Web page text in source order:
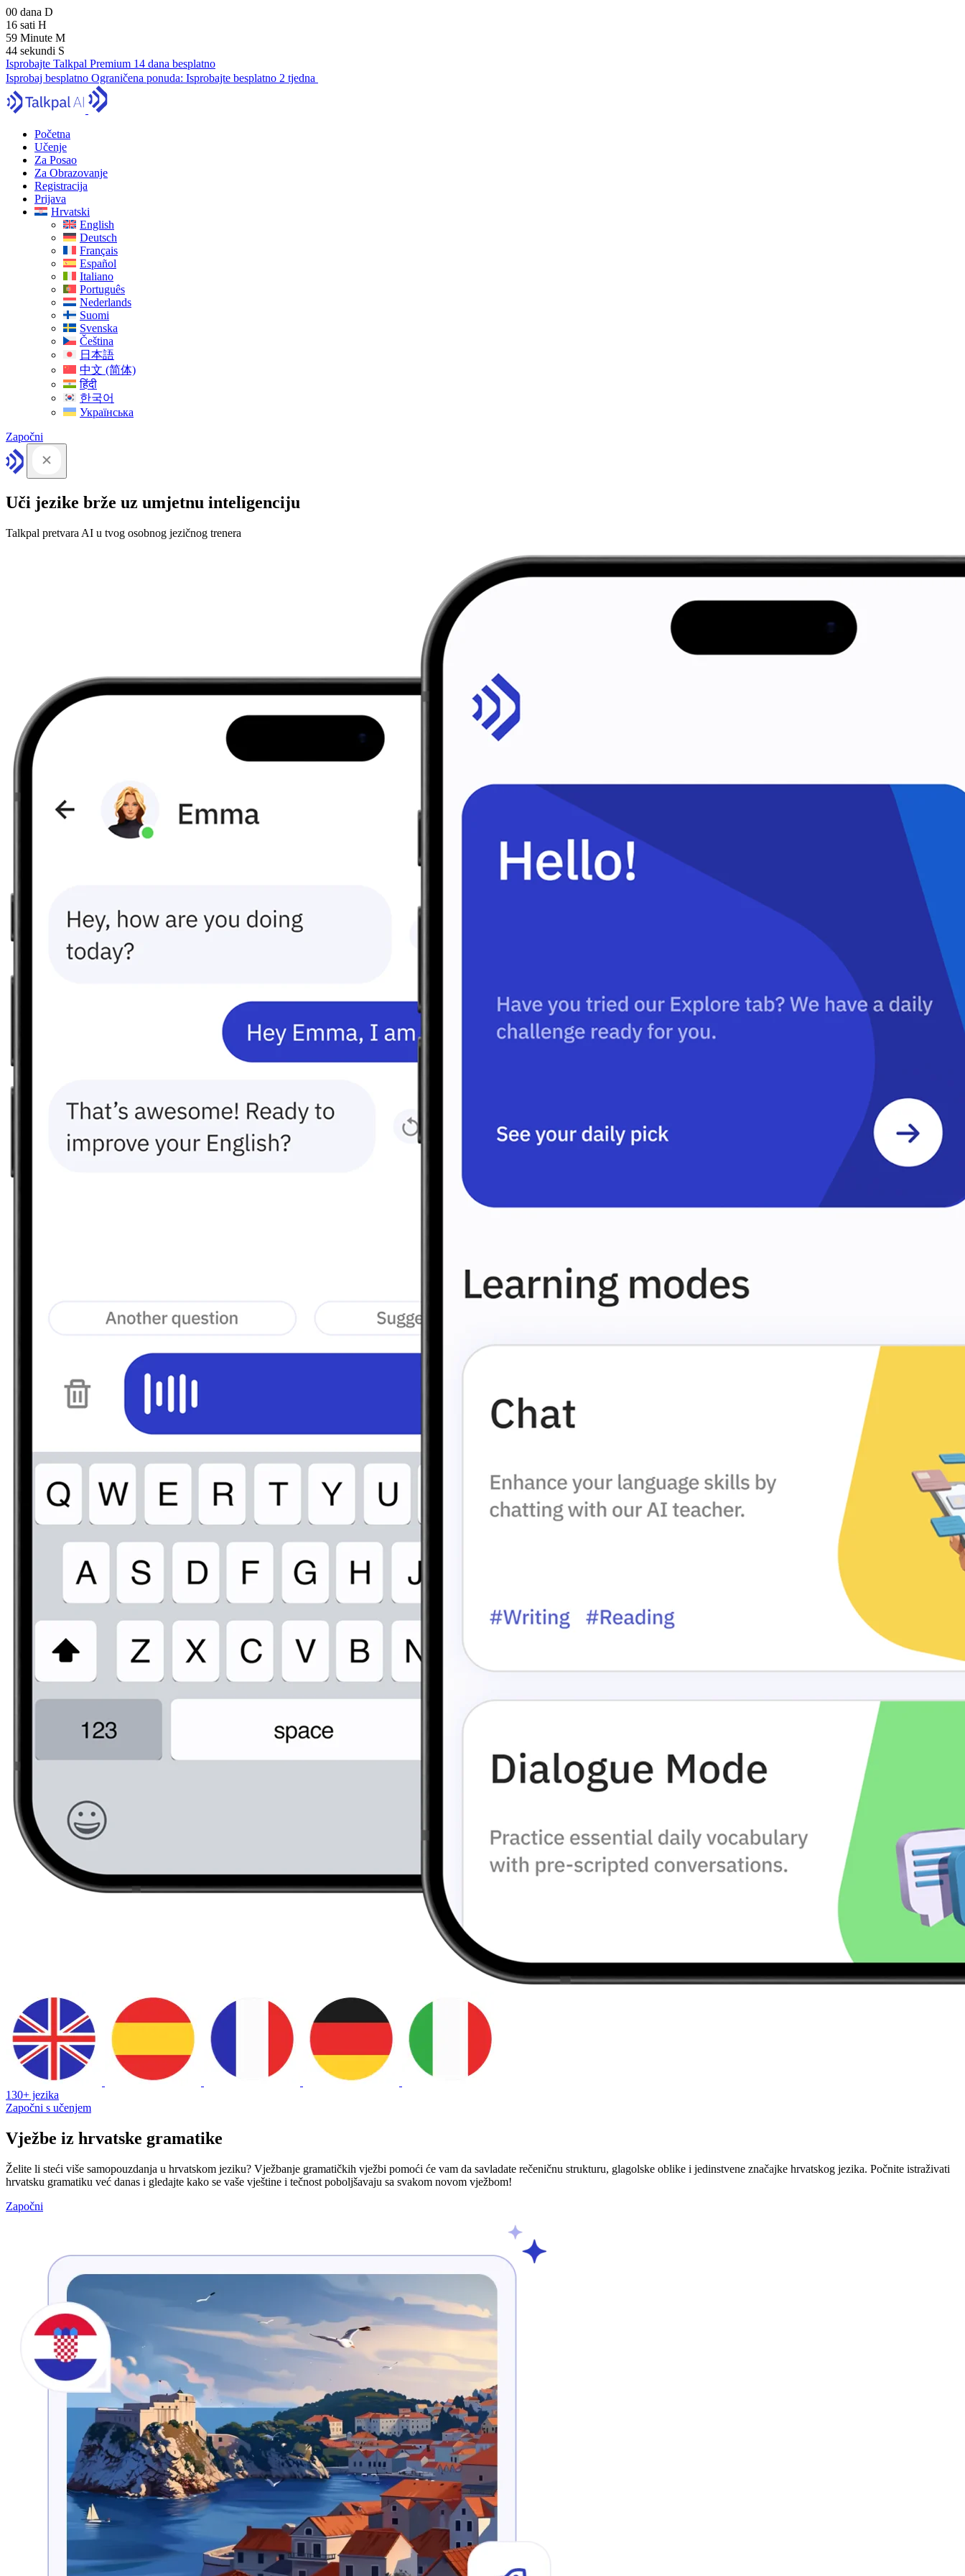
00 dana D
16 sati H
59 Minute M
43 sekundi S
Isprobajte Talkpal Premium 14 dana besplatno
Isprobaj besplatno Ograničena ponuda: Isprobajte besplatno 2 tjedna
Početna
Učenje
Za Posao
Za Obrazovanje
Registracija
Prijava
Hrvatski
English
Deutsch
Français
Español
Italiano
Português
Nederlands
Suomi
Svenska
Čeština
日本語
中文 (简体)
हिंदी
한국어
Українська
Započni
Uči jezike brže uz umjetnu inteligenciju
Talkpal pretvara AI u tvog osobnog jezičnog trenera
130+ jezika
Započni s učenjem
Vježbe iz hrvatske gramatike
Želite li steći više samopouzdanja u hrvatskom jeziku? Vježbanje gramatičkih vježbi pomoći će vam da savladate rečeničnu strukturu, glagolske oblike i jedinstvene značajke hrvatskog jezika. Počnite istraživati ​​
hrvatsku gramatiku već danas i gledajte kako se vaše vještine i tečnost poboljšavaju sa svakom novom vježbom!
Započni